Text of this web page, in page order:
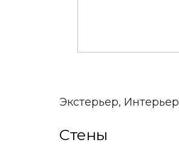
Экстерьер, Интерьер
Стены